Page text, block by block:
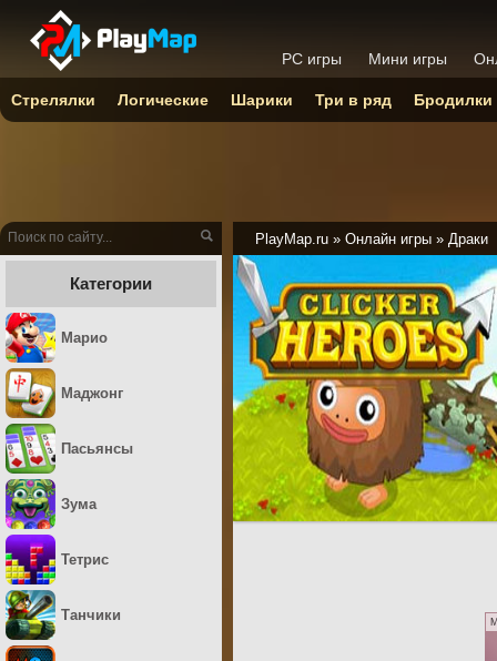
PlayMap.ru » Онлайн игры » Драки
Категории
Марио
Маджонг
Пасьянсы
Зума
Тетрис
Танчики
PC игры Мини игры
Стрелялки Логические Шарики Три в ряд Бродилки